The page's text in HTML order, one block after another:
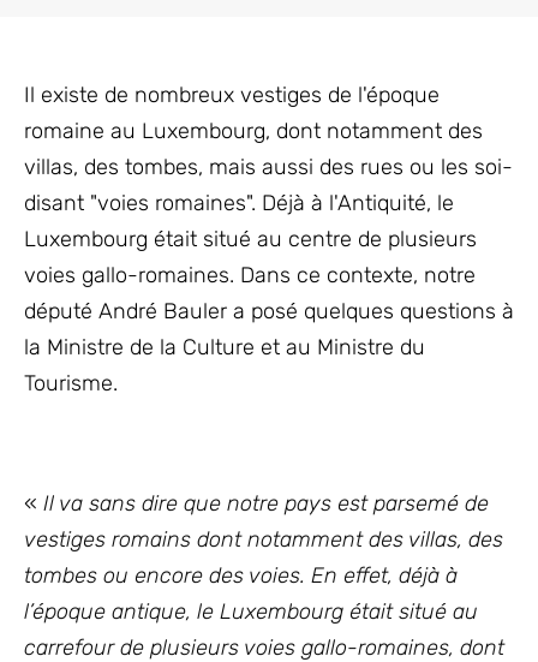
Il existe de nombreux vestiges de l'époque
romaine au Luxembourg, dont notamment des
villas, des tombes, mais aussi des rues ou les soi-
disant "voies romaines". Déjà à l'Antiquité, le
Luxembourg était situé au centre de plusieurs
voies gallo-romaines. Dans ce contexte, notre
député André Bauler a posé quelques questions à
la Ministre de la Culture et au Ministre du
Tourisme.
« Il va sans dire que notre pays est parsemé de
vestiges romains dont notamment des villas, des
tombes ou encore des voies. En effet, déjà à
l’époque antique, le Luxembourg était situé au
carrefour de plusieurs voies gallo-romaines, dont